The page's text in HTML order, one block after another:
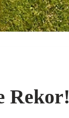
Rekor!